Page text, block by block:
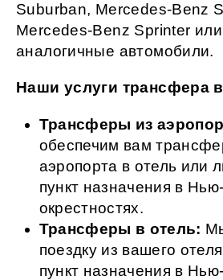
Suburban, Mercedes-Benz
Mercedes-Benz Sprinter или
аналогичные автомобили.
Наши услуги трансфера
Трансферы из
обеспечим вам
аэропорта в отель или
пункт назначения в
окрестностях.
Трансферы в отель:
поездку из вашего
пункт назначения в